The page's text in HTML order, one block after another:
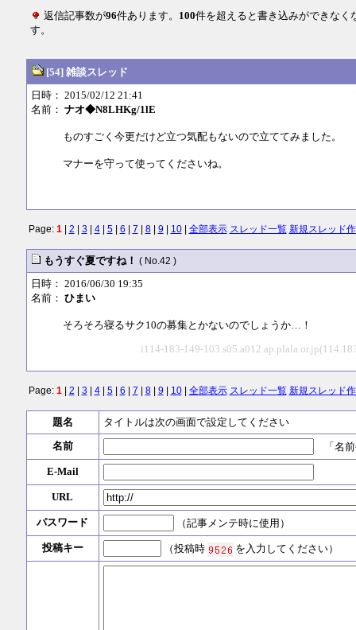
返信記事数が96件あります。 100件を超えると書き込みができなく
す。
[54] 雑談スレッド
日時： 2015/02/12 21:41
名前： ナオ◆N8LHKg/1lE
ものすごく今更だけど立つ気配もないので立ててみました。
マナーを守って使ってくださいね。
Page: 1| 2 3 4| 5| 6 7 8| 9 10| 全部表示 スレッド一覧 新規スレッド
もうすぐ夏ですね！ ( No.42 )
日時： 2016/06/30 19:35
名前： ひまい
そろそろ寝るサク10の募集とかないのでしょうか…！
i114-183-149-
Page: 1| 2 3 4| 5| 6 7 8| 9 10| 全部表示 スレッド一覧 新規スレッド
題名
タイトルは次の画面で設定してください
名前
「名前
E-Mail
URL
パスワード （記事メンテ時に使用）
投稿キー （投稿時 を入力してください）